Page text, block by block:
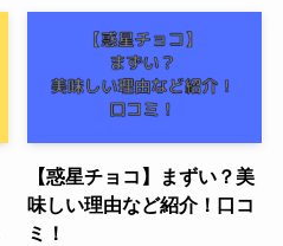
【惑星チョコ】まずい？美
味しい理由など紹介！口コ
ミ！